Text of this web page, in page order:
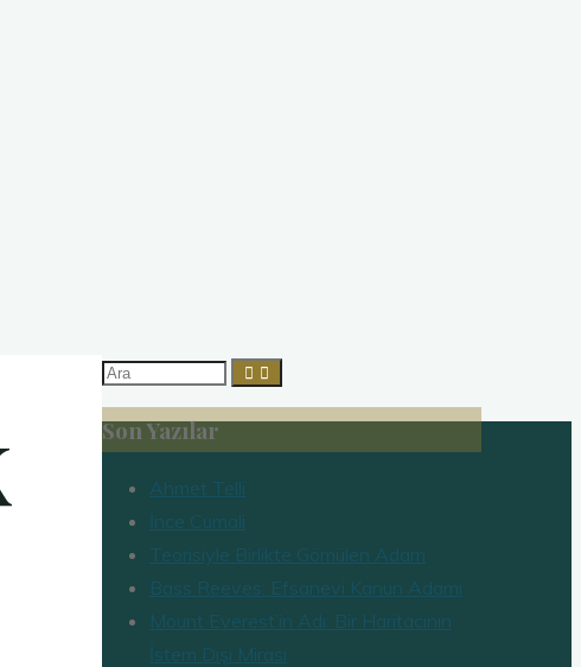
Arama:
Son Yazılar
Ahmet Telli
İnce Cumali
Teorisiyle Birlikte Gömülen Adam
Bass Reeves: Efsanevi Kanun Adamı
Mount Everest’in Adı: Bir Haritacının
İstem Dışı Mirası